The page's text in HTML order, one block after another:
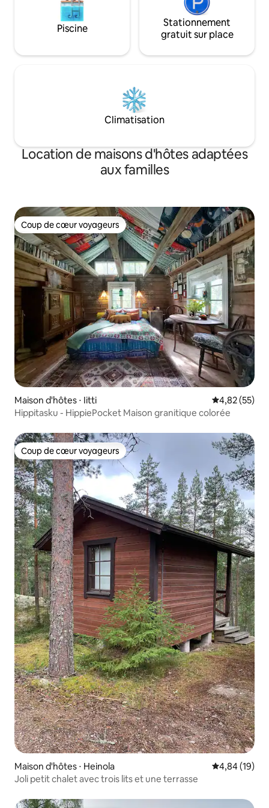
Piscine
Stationnement
gratuit sur place
Climatisation
Location de maisons d'hôtes adaptées
aux familles
Coup de cœur voyageurs
Coup de cœur voyageurs
Maison d'hôtes ⋅ Iitti Évaluation
4,82 (55)
Hippitasku - HippiePocket Maison granitique colorée
Coup de cœur voyageurs
Coup de cœur voyageurs
Maison d'hôtes ⋅ Heinola Évaluation
4,84 (19)
Joli petit chalet avec trois lits et une terrasse